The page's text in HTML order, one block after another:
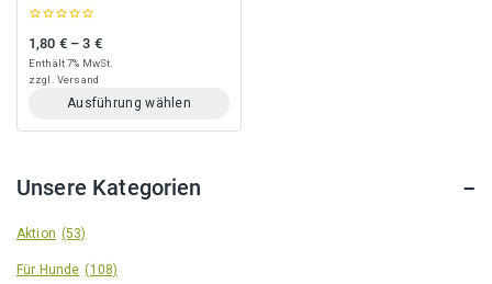
out
of
1,80 € –3 €Preisspanne: 1,80 € bis 3 €
Enthält 7% MwSt.
zzgl. Versand
Ausführung wählen
Dieses
mehrere
auf.
Optionen
Unsere Kategorien
Aktion (53)
Für Hunde (108)